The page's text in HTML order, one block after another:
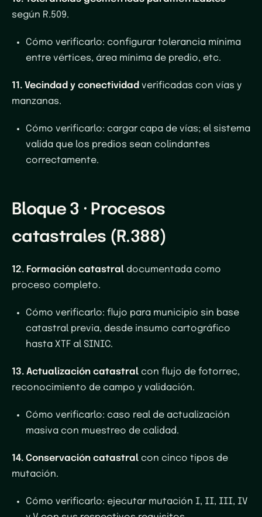
según R.509.
Cómo verificarlo: configurar tolerancia mínima
entre vértices, área mínima de predio, etc.
11. Vecindad y conectividad verificadas con vías y
manzanas.
Cómo verificarlo: cargar capa de vías; el sistema
valida que los predios sean colindantes
correctamente.
Bloque 3 · Procesos
catastrales (R.388)
12. Formación catastral documentada como
proceso completo.
Cómo verificarlo: flujo para municipio sin base
catastral previa, desde insumo cartográfico
hasta XTF al SINIC.
13. Actualización catastral con flujo de fotorrec,
reconocimiento de campo y validación.
Cómo verificarlo: caso real de actualización
masiva con muestreo de calidad.
14. Conservación catastral con cinco tipos de
mutación.
Cómo verificarlo: ejecutar mutación I, II, III, IV